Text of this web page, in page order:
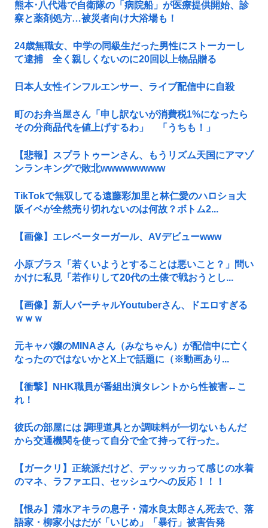
熊本･八代港で自衛隊の「病院船」が医療提供開始、診
察と薬剤処方…被災者向け大浴場も！
24歳無職女、中学の同級生だった男性にストーカーし
て逮捕 全く親しくないのに20回以上物品贈る
日本人女性インフルエンサー、ライブ配信中に自殺
町のお弁当屋さん「申し訳ないが消費税1%になったら
その分商品代を値上げするわ」 「うちも！」
【悲報】スプラトゥーンさん、もうリズム天国にアマゾ
ンランキングで敗北wwwwwwwww
TikTokで無双してる遠藤彩加里と林仁愛のハロショ大
阪イベが全然売り切れないのは何故？ボトム2...
【画像】エレベーターガール、AVデビューwww
小原ブラス「若くいようとすることは悪いこと？」問い
かけに私見「若作りして20代の土俵で戦おうとし...
【画像】新人バーチャルYoutuberさん、ドエロすぎる
ｗｗｗ
元キャバ嬢のMINAさん（みなちゃん）が配信中に亡く
なったのではないかとX上で話題に（※動画あり...
【衝撃】NHK職員が番組出演タレントから性被害←こ
れ！
彼氏の部屋には 調理道具とか調味料が一切ないもんだ
から交通機関を使って自分で全て持って行った。
【ガークリ】正統派だけど、デッッッカって感じの水着
のマネ、ラファエ口、セッシュウへの反応！！！
【恨み】清水アキラの息子・清水良太郎さん死去で、落
語家・柳家小はだが「いじめ」「暴行」被害告発